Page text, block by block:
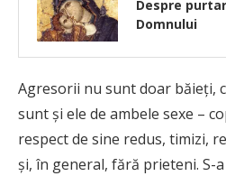
Despre
Domnului
Agresorii nu sunt doar băieți,
sunt și ele de ambele sexe –
respect de sine redus, timizi,
și, în general, fără prieteni. S-